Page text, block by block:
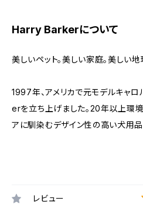
Harry Barkerについて
美しいペット。美しい家庭。美しい地
1997年、アメリカで元モデルキャ
erを立ち上げました。20年以上環境
アに馴染むデザイン性の高い犬用品
レビュー